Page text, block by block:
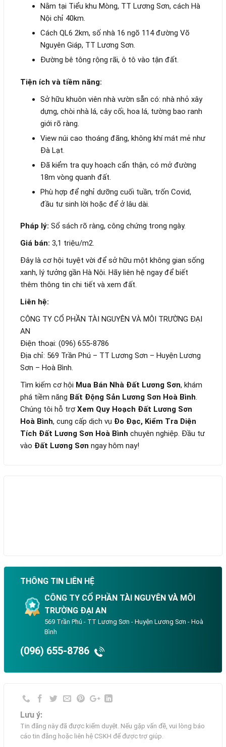
Nằm tại Tiểu khu Mòng, TT Lương Sơn, cách Hà
Nội chỉ 40km.
Cách QL6 2km, số nhà 16 ngõ 114 đường Võ
Nguyên Giáp, TT Lương Sơn.
Đường bê tông rộng rãi, ô tô vào tận đất.
Tiện ích và tiềm năng:
Sở hữu khuôn viên nhà vườn sẵn có: nhà nhỏ xây
dựng, chòi nhà lá, cây cối, hoa lá, tường bao ranh
giới rõ ràng.
View núi cao thoáng đãng, không khí mát mẻ như
Đà Lạt.
Đã kiểm tra quy hoạch cẩn thận, có mở đường
18m vòng quanh đất.
Phù hợp để nghỉ dưỡng cuối tuần, trốn Covid,
đầu tư sinh lời hoặc để ở lâu dài.
Pháp lý: Sổ sách rõ ràng, công chứng trong ngày.
Giá bán: 3,1 triệu/m2.
Đây là cơ hội tuyệt vời để sở hữu một không gian sống
xanh, lý tưởng gần Hà Nội. Hãy liên hệ ngay để biết
thêm thông tin chi tiết và xem đất.
Liên hệ:
CÔNG TY CỔ PHẦN TÀI NGUYÊN VÀ MÔI TRƯỜNG ĐẠI
AN
Điện thoại: (096) 655-8786
Địa chỉ: 569 Trần Phú – TT Lương Sơn – Huyện Lương
Sơn – Hoà Bình.
Tìm kiếm cơ hội Mua Bán Nhà Đất Lương Sơn, khám
phá tiềm năng Bất Động Sản Lương Sơn Hoà Bình.
Chúng tôi hỗ trợ Xem Quy Hoạch Đất Lương Sơn
Hoà Bình, cung cấp dịch vụ Đo Đạc, Kiểm Tra Diện
Tích Đất Lương Sơn Hoà Bình chuyên nghiệp. Đầu tư
vào Đất Lương Sơn ngay hôm nay!
THÔNG TIN LIÊN HỆ
CÔNG TY CỔ PHẦN TÀI NGUYÊN VÀ MÔI
TRƯỜNG ĐẠI AN
569 Trần Phú - TT Lương Sơn - Huyện Lương Sơn - Hoà
Bình
(096) 655-8786
Lưu ý:
Tin đăng này đã được kiểm duyệt. Nếu gặp vấn đề, vui lòng báo
cáo tin đăng hoặc liên hệ CSKH để được trợ giúp.